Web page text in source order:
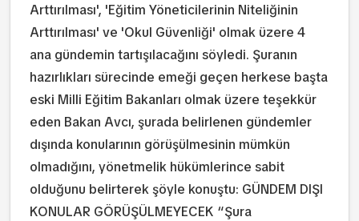
Arttırılması', 'Eğitim Yöneticilerinin Niteliğinin
Arttırılması' ve 'Okul Güvenliği' olmak üzere 4
ana gündemin tartışılacağını söyledi. Şuranın
hazırlıkları sürecinde emeği geçen herkese başta
eski Milli Eğitim Bakanları olmak üzere teşekkür
eden Bakan Avcı, şurada belirlenen gündemler
dışında konularının görüşülmesinin mümkün
olmadığını, yönetmelik hükümlerince sabit
olduğunu belirterek şöyle konuştu: GÜNDEM DIŞI
KONULAR GÖRÜŞÜLMEYECEK “Şura